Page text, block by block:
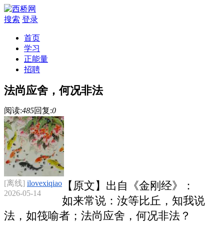
搜索 登录
首页
学习
正能量
招聘
法尚应舍，何况非法
阅读:485回复:0
[离线] ilovexiqiao
2026-05-14
【原文】出自《金刚经》：
如来常说：汝等比丘，知我说
法，如筏喻者；法尚应舍，何况非法？